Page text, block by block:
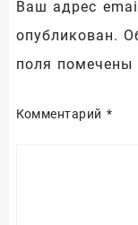
Ваш адрес
опубликован.
поля помечены
Комментарий *